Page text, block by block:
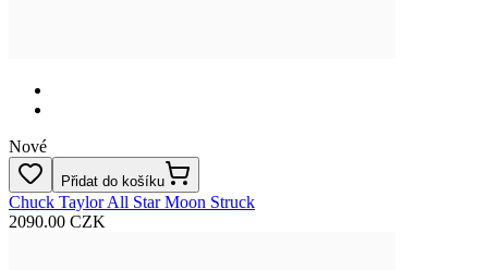
Nové
Přidat do košíku
Chuck Taylor All Star Moon Struck
2090.00 CZK